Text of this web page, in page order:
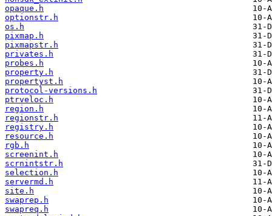
opaque.h
optionstr.h
os.h
pixmap.h
pixmapstr.h
privates.h
probes.h
property.h
propertyst.h
protocol-versions.h
ptrveloc.h
region.h
regionstr.h
registry.h
resource.h
rgb.h
screenint.h
scrnintstr.h
selection.h
servermd.h
site.h
swaprep.h
swapreq.h